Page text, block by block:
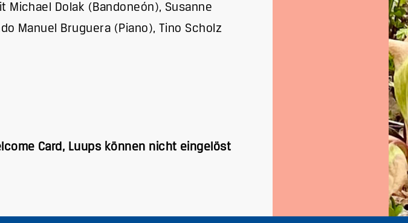
Michael Dolak (Bandoneón), Susanne
Manuel Bruguera (Piano), Tino Scholz
Card, Luups können nicht eingelöst